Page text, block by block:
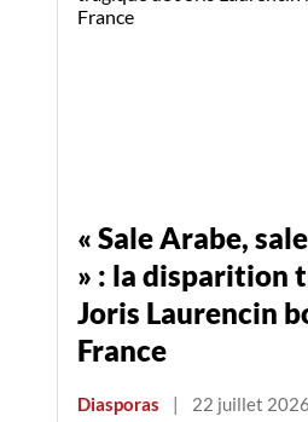
« Sale Arabe,
» : la disparition
Joris Laurencin
France
Diasporas | 22 juillet 2026